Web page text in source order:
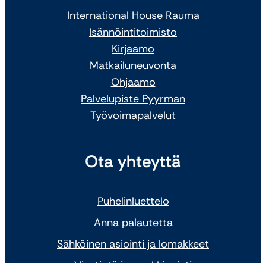
International House Rauma
Isännöintitoimisto
Kirjaamo
Matkailuneuvonta
Ohjaamo
Palvelupiste Pyyrman
Työvoimapalvelut
Ota yhteyttä
Puhelinluettelo
Anna palautetta
Sähköinen asiointi ja lomakkeet